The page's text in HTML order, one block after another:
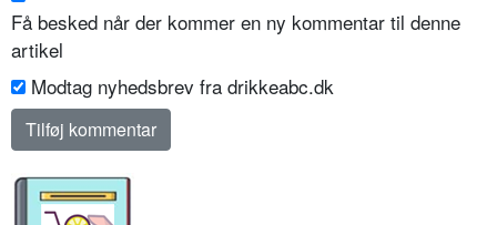
Få besked når der kommer en ny kommentar til denne
artikel
Modtag nyhedsbrev fra drikkeabc.dk